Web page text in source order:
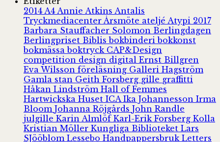
2014 A4 Annie Atkins Antalis
Tryckmediacenter Årsmöte ateljé Atypi 2017
Barbara Stauffacher Solomon Berlingdagen
Berlingpriset Biblisbokbinderibokkonst
bokmässaboktryck CAP&Design
competition design digital Ernst Billgren
Eva Wilsson föreläsning Galleri Hagström
Gamla stan Geith Forsberg gille graffitti
Håkan Lindström Hall of Femmes
Hartwickska Huset ICA Ika Johannesson Irma
Bloom Johanna Röjgårds John Randle
julgille Karin Almlöf Karl-Erik Forsberg Kolla
Kristian Möller Kungliga Biblioteket Lars
SJööblom Lessebo Handpappersbruk Letters